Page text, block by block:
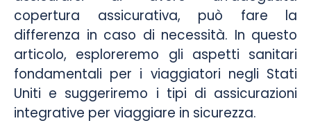
copertura assicurativa, può fare la
differenza in caso di necessità. In questo
articolo, esploreremo gli aspetti sanitari
fondamentali per i viaggiatori negli Stati
Uniti e suggeriremo i tipi di assicurazioni
integrative per viaggiare in sicurezza.